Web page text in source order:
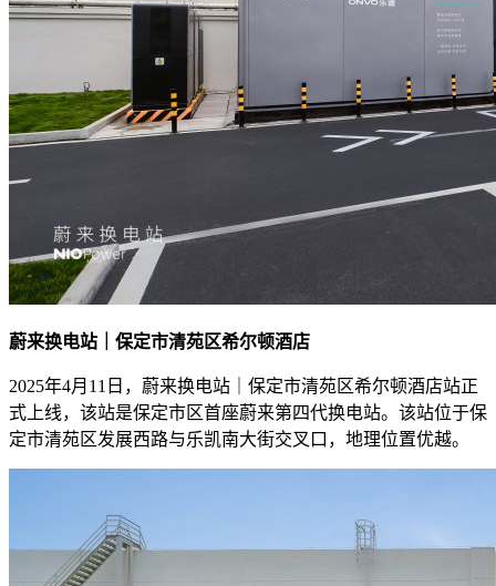
蔚来换电站｜保定市清苑区希尔顿酒店
2025年4月11日，蔚来换电站｜保定市清苑区希尔顿酒店站正
式上线，该站是保定市区首座蔚来第四代换电站。该站位于保
定市清苑区发展西路与乐凯南大街交叉口，地理位置优越。